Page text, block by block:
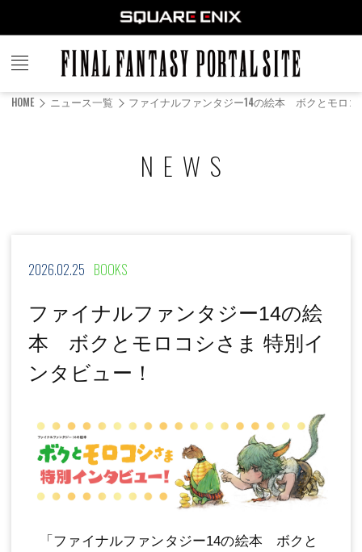
FINAL
FANTASY
HOME ニュース一覧 ファイナルファンタジー14の絵本 ボクとモロ
NEWS
BOOKS
2026.02.25
ファイナルファンタジー14の絵
本 ボクとモロコシさま 特別イ
ンタビュー！
「ファイナルファンタジー14の絵本 ボクと